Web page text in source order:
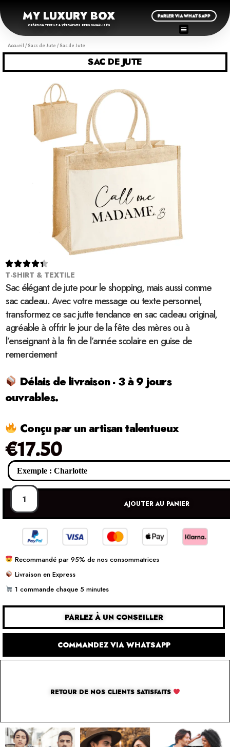
MY LUXURY BOX
CRÉATION TEXTILE & VÊTEMENTS PERSONNALISÉS
PARLER VIA WHATSAPP
Accueil / Sacs de Jute / Sac de Jute
SAC DE JUTE

T-SHIRT & TEXTILE
Sac élégant de jute pour le shopping, mais aussi comme
sac cadeau. Avec votre message ou texte personnel,
transformez ce sac jutte tendance en sac cadeau original,
agréable à offrir le jour de la fête des mères ou à
l’enseignant à la fin de l’année scolaire en guise de
remerciement
Délais de livraison - 3 à 9 jours
ouvrables.
Conçu par un artisan talentueux
€17.50
AJOUTER AU PANIER
Recommandé par 95% de nos consommatrices
Livraison en Express
1 commande chaque 5 minutes
PARLEZ À UN CONSEILLER
COMMANDEZ VIA WHATSAPP
RETOUR DE NOS CLIENTS SATISFAITS